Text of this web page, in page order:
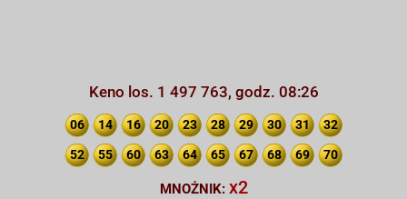
Keno los. 1 497 763, godz. 08:26
06 14 16 20 23 28 29 30 31 32
52 55 60 63 64 65 67 68 69 70
MNOŻNIK: x2